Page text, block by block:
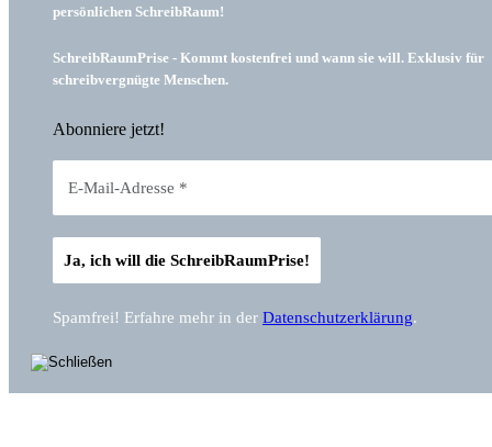
persönlichen SchreibRaum!
SchreibRaumPrise - Kommt kostenfrei und wann sie will. Exklusiv für
schreibvergnügte Menschen.
Abonniere jetzt!
Spamfrei! Erfahre mehr in der Datenschutzerklärung.